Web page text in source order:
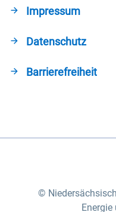
Impressum
Datenschutz
Barrierefreiheit